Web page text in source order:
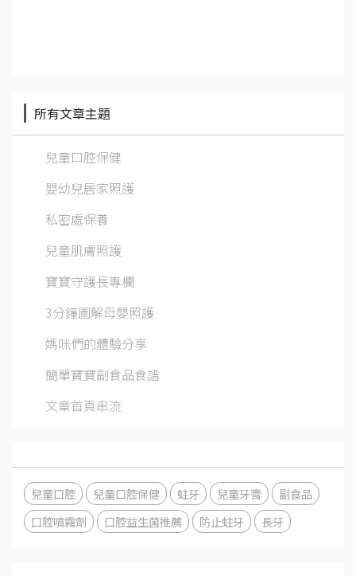
所有文章主題
兒童口腔保健
嬰幼兒居家照護
私密處保養
兒童肌膚照護
寶寶守護長專欄
3分鐘圖解母嬰照護
媽咪們的體驗分享
簡單寶寶副食品食譜
文章首頁串流
兒童口腔 兒童口腔保健 蛀牙 兒童牙膏
副食品
口腔噴霧劑
口腔益生菌推薦 防止蛀牙 長牙